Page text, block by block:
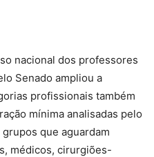
nacional dos professores
Senado ampliou a
profissionais também
mínima analisadas pelo
que aguardam
médicos, cirurgiões-